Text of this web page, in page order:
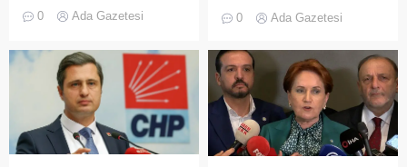
Grup Başkanı Abdullah
başkanvekilleri ile görüştü.
0 Ada Gazetesi
Özel, “Gelin baba evine,
beraber zenginleşelim,
ülkenin yüzünü güldürelim.
Baba evi sizleri bekliyor”
dedi.
0 Ada Gazetesi